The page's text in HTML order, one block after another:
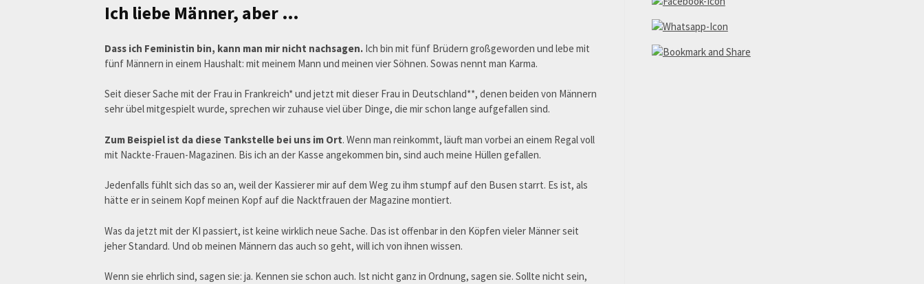
Ich liebe Männer, aber …
Dass ich Feministin bin, kann man mir nicht nachsagen. Ich bin mit fünf Brüdern großgeworden und lebe mit
fünf Männern in einem Haushalt: mit meinem Mann und meinen vier Söhnen. Sowas nennt man Karma.
Seit dieser Sache mit der Frau in Frankreich* und jetzt mit dieser Frau in Deutschland**, denen beiden von Männern
sehr übel mitgespielt wurde, sprechen wir zuhause viel über Dinge, die mir schon lange aufgefallen sind.
Zum Beispiel ist da diese Tankstelle bei uns im Ort. Wenn man reinkommt, läuft man vorbei an einem Regal voll
mit Nackte-Frauen-Magazinen. Bis ich an der Kasse angekommen bin, sind auch meine Hüllen gefallen.
Jedenfalls fühlt sich das so an, weil der Kassierer mir auf dem Weg zu ihm stumpf auf den Busen starrt. Es ist, als
hätte er in seinem Kopf meinen Kopf auf die Nacktfrauen der Magazine montiert.
Was da jetzt mit der KI passiert, ist keine wirklich neue Sache. Das ist offenbar in den Köpfen vieler Männer seit
jeher Standard. Und ob meinen Männern das auch so geht, will ich von ihnen wissen.
Wenn sie ehrlich sind, sagen sie: ja. Kennen sie schon auch. Ist nicht ganz in Ordnung, sagen sie. Sollte nicht sein,